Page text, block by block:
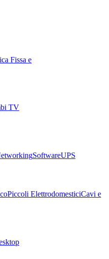
Fissa e
TV
SoftwareUPS
Piccoli ElettrodomesticiCavi e